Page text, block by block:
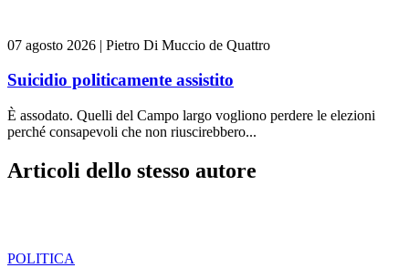
07 agosto 2026 | Pietro Di Muccio de Quattro
Suicidio politicamente assistito
È assodato. Quelli del Campo largo vogliono perdere le elezioni
perché consapevoli che non riuscirebbero...
Articoli dello stesso autore
POLITICA